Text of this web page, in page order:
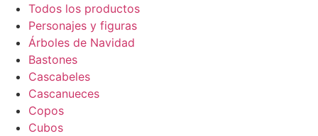
Todos los productos
Personajes y figuras
Árboles de Navidad
Bastones
Cascabeles
Cascanueces
Copos
Cubos